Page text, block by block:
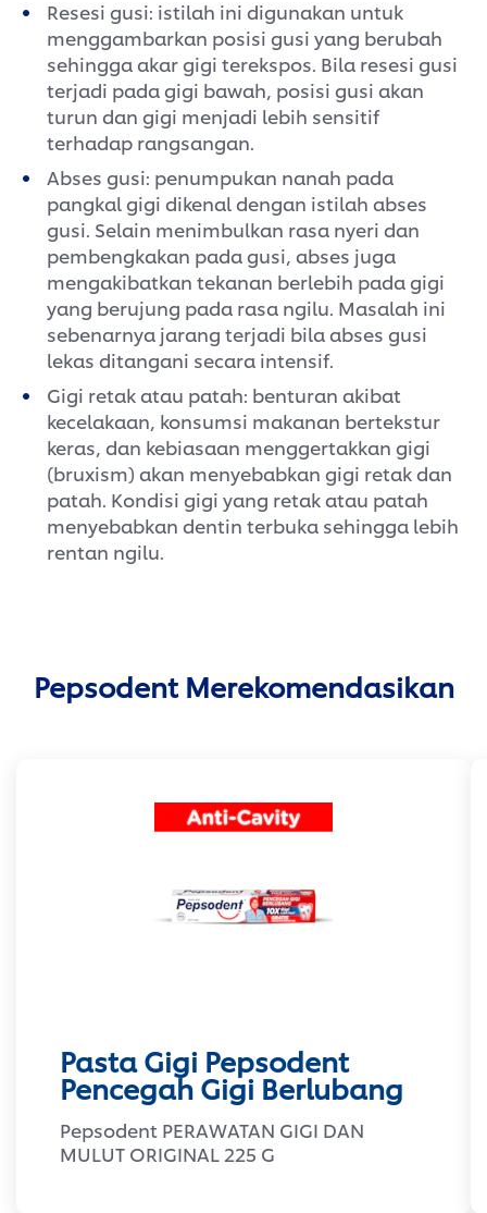
Resesi gusi: istilah ini digunakan untuk
menggambarkan posisi gusi yang berubah
sehingga akar gigi terekspos. Bila resesi gusi
terjadi pada gigi bawah, posisi gusi akan
turun dan gigi menjadi lebih sensitif
terhadap rangsangan.
Abses gusi: penumpukan nanah pada
pangkal gigi dikenal dengan istilah abses
gusi. Selain menimbulkan rasa nyeri dan
pembengkakan pada gusi, abses juga
mengakibatkan tekanan berlebih pada gigi
yang berujung pada rasa ngilu. Masalah ini
sebenarnya jarang terjadi bila abses gusi
lekas ditangani secara intensif.
Gigi retak atau patah: benturan akibat
kecelakaan, konsumsi makanan bertekstur
keras, dan kebiasaan menggertakkan gigi
(bruxism) akan menyebabkan gigi retak dan
patah. Kondisi gigi yang retak atau patah
menyebabkan dentin terbuka sehingga lebih
rentan ngilu.
Pepsodent Merekomendasikan
Pasta Gigi Pepsodent
Pencegah Gigi Berlubang
Pepsodent PERAWATAN GIGI DAN
MULUT ORIGINAL 225 G